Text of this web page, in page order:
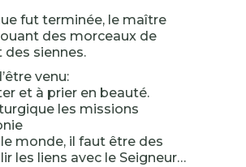
fut terminée, le maître
des morceaux de
des siennes.
venu:
et à prier en beauté.
les missions
monde, il faut être des
les liens avec le Seigneur…